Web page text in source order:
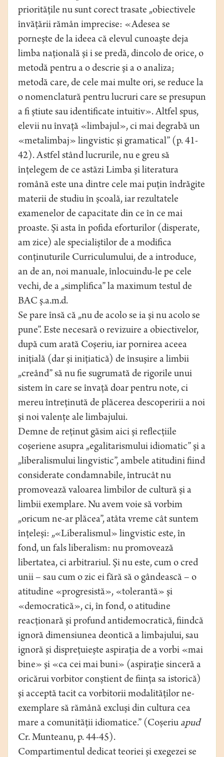
priorităţile nu sunt corect trasate „obiectivele
învăţării rămân imprecise: «Adesea se
porneşte de la ideea că elevul cunoaşte deja
limba naţională şi i se predă, dincolo de orice, o
metodă pentru a o descrie şi a o analiza;
metodă care, de cele mai multe ori, se reduce la
o nomenclatură pentru lucruri care se presupun
a fi ştiute sau identificate intuitiv». Altfel spus,
elevii nu învaţă «limbajul», ci mai degrabă un
«metalimbaj» lingvistic şi gramatical” (p. 41-
42). Astfel stând lucrurile, nu e greu să
înţelegem de ce astăzi Limba şi literatura
română este una dintre cele mai puţin îndrăgite
materii de studiu în şcoală, iar rezultatele
examenelor de capacitate din ce în ce mai
proaste. Şi asta în pofida eforturilor (disperate,
am zice) ale specialiştilor de a modifica
conţinuturile Curriculumului, de a introduce,
an de an, noi manuale, înlocuindu-le pe cele
vechi, de a „simplifica” la maximum testul de
BAC ş.a.m.d.
Se pare însă că „nu de acolo se ia şi nu acolo se
pune”. Este necesară o revizuire a obiectivelor,
după cum arată Coşeriu, iar pornirea aceea
iniţială (dar şi iniţiatică) de însuşire a limbii
„creând” să nu fie sugrumată de rigorile unui
sistem în care se învaţă doar pentru note, ci
mereu întreţinută de plăcerea descoperirii a noi
şi noi valenţe ale limbajului.
Demne de reţinut găsim aici şi reflecţiile
coşeriene asupra „egalitarismului idiomatic” şi a
„liberalismului lingvistic”, ambele atitudini fiind
considerate condamnabile, întrucât nu
promovează valoarea limbilor de cultură şi a
limbii exemplare. Nu avem voie să vorbim
„oricum ne-ar plăcea”, atâta vreme cât suntem
înţeleşi: „«Liberalismul» lingvistic este, în
fond, un fals liberalism: nu promovează
libertatea, ci arbitrariul. Şi nu este, cum o cred
unii – sau cum o zic ei fără să o gândească – o
atitudine «progresistă», «tolerantă» şi
«democratică», ci, în fond, o atitudine
reacţionară şi profund antidemocratică, fiindcă
ignoră dimensiunea deontică a limbajului, sau
ignoră şi dispreţuieşte aspiraţia de a vorbi «mai
bine» şi «ca cei mai buni» (aspiraţie sinceră a
oricărui vorbitor conştient de fiinţa sa istorică)
şi acceptă tacit ca vorbitorii modalităţilor ne-
exemplare să rămână excluşi din cultura cea
mare a comunităţii idiomatice.” (Coșeriu apud
Cr. Munteanu, p. 44-45).
Compartimentul dedicat teoriei şi exegezei se